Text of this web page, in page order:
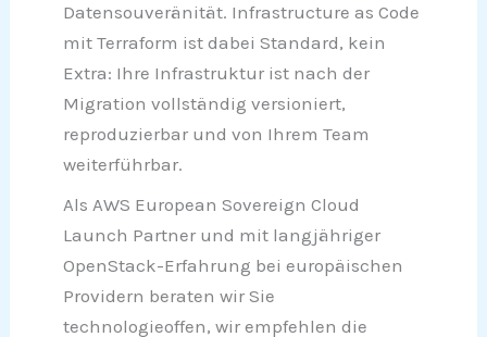
Datensouveränität. Infrastructure as Code
mit Terraform ist dabei Standard, kein
Extra: Ihre Infrastruktur ist nach der
Migration vollständig versioniert,
reproduzierbar und von Ihrem Team
weiterführbar.
Als AWS European Sovereign Cloud
Launch Partner und mit langjähriger
OpenStack-Erfahrung bei europäischen
Providern beraten wir Sie
technologieoffen, wir empfehlen die